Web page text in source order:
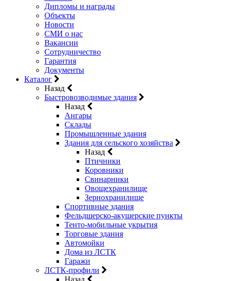
Дипломы и награды
Объекты
Новости
СМИ о нас
Вакансии
Сотрудничество
Гарантия
Документы
Каталог
Назад
Быстровозводимые здания
Назад
Ангары
Склады
Промышленные здания
Здания для сельского хозяйства
Назад
Птичники
Коровники
Свинарники
Овощехранилище
Зернохранилище
Спортивные здания
Фельдшерско-акушерские пункты
Тенто-мобильные укрытия
Торговые здания
Автомойки
Дома из ЛСТК
Гаражи
ЛСТК-профили
Назад